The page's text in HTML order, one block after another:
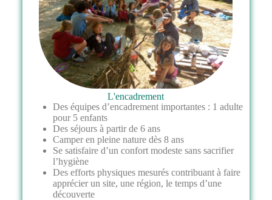
L'encadrement
Des équipes d’encadrement importantes : 1 adulte
pour 5 enfants
Des séjours à partir de 6 ans
Camper en pleine nature dès 8 ans
Se satisfaire d’un confort modeste sans sacrifier
l’hygiène
Des efforts physiques mesurés contribuant à faire
apprécier un site, une région, le temps d’une
découverte